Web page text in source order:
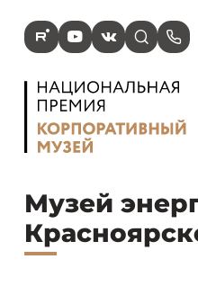
R Y V s p
Музей